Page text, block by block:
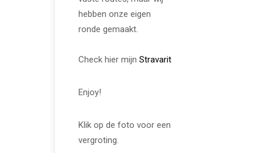
hebben onze eigen
ronde gemaakt.
Check hier mijn Stravarit
Enjoy!
Klik op de foto voor een
vergroting.